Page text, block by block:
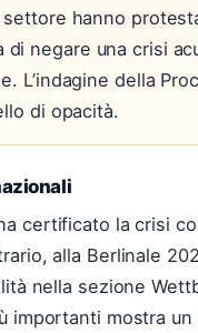
hanno
di negare una crisi
L’indagine della
di opacità.
certificato la crisi
alla Berlinale
nella sezione
importanti mostra